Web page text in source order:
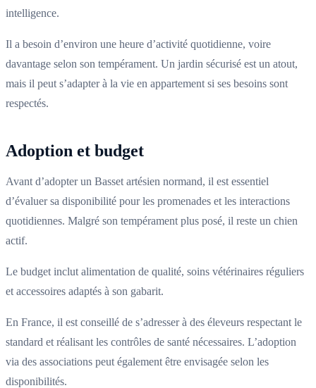
intelligence.
Il a besoin d’environ une heure d’activité quotidienne, voire
davantage selon son tempérament. Un jardin sécurisé est un atout,
mais il peut s’adapter à la vie en appartement si ses besoins sont
respectés.
Adoption et budget
Avant d’adopter un Basset artésien normand, il est essentiel
d’évaluer sa disponibilité pour les promenades et les interactions
quotidiennes. Malgré son tempérament plus posé, il reste un chien
actif.
Le budget inclut alimentation de qualité, soins vétérinaires réguliers
et accessoires adaptés à son gabarit.
En France, il est conseillé de s’adresser à des éleveurs respectant le
standard et réalisant les contrôles de santé nécessaires. L’adoption
via des associations peut également être envisagée selon les
disponibilités.